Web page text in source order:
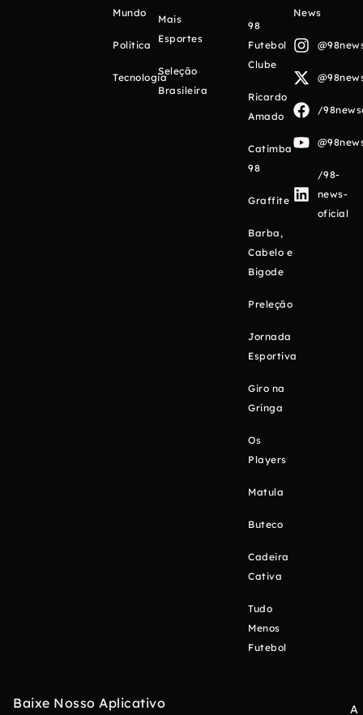
Mundo
Política
Tecnologia
Mais
Esportes
Seleção
Brasileira
98
Futebol
Clube
Ricardo
Amado
Catimba
98
Graffite
Barba,
Cabelo e
Bigode
Preleção
Jornada
Esportiva
Giro na
Gringa
Os
Players
Matula
Buteco
Cadeira
Cativa
Tudo
Menos
Futebol
News
/
/98-
news-
oficial
Baixe Nosso Aplicativo A